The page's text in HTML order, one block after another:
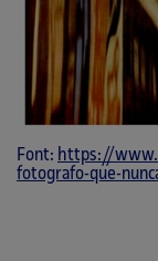
Font: https://
fotografo-que-